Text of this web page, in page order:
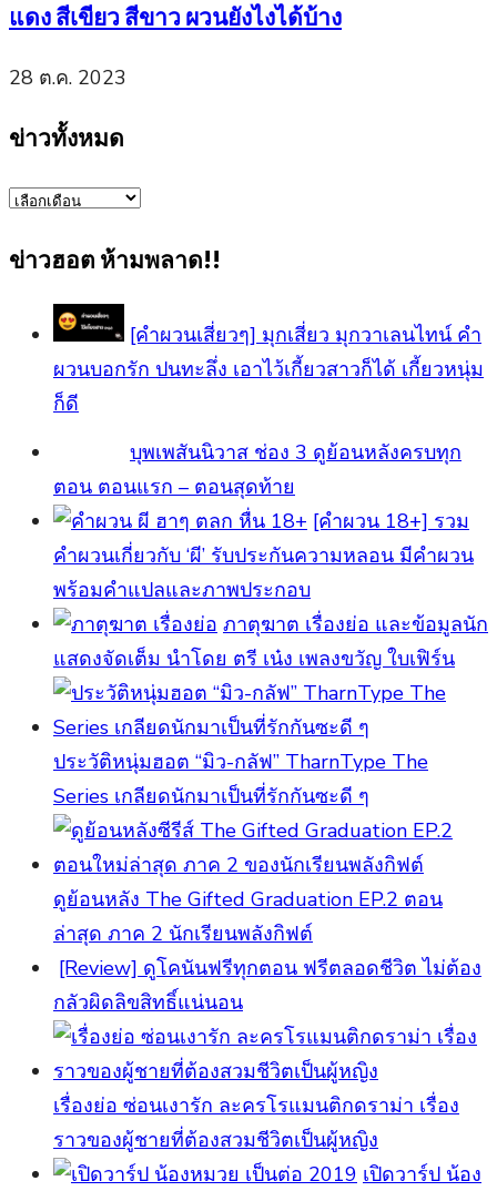
แดง สีเขียว สีขาว ผวนยังไงได้บ้าง
28 ต.ค. 2023
ข่าวทั้งหมด
ข่าว
ข่าวฮอต ห้ามพลาด!!
[คำผวนเสี่ยวๆ] มุกเสี่ยว มุกวาเลนไทน์ คำ
ผวนบอกรัก ปนทะลึ่ง เอาไว้เกี้ยวสาวก็ได้ เกี้ยวหนุ่ม
ก็ดี
บุพเพสันนิวาส ช่อง 3 ดูย้อนหลังครบทุก
ตอน ตอนแรก – ตอนสุดท้าย
[คําผวน 18+] รวม
คำผวนเกี่ยวกับ ‘ผี’ รับประกันความหลอน มีคำผวน
พร้อมคำแปลและภาพประกอบ
ภาตุฆาต เรื่องย่อ และข้อมูลนัก
แสดงจัดเต็ม นำโดย ตรี เน๋ง เพลงขวัญ ใบเฟิร์น
ประวัติหนุ่มฮอต “มิว-กลัฟ” TharnType The
Series เกลียดนักมาเป็นที่รักกันซะดี ๆ
ดูย้อนหลัง The Gifted Graduation EP.2 ตอน
ล่าสุด ภาค 2 นักเรียนพลังกิฟต์
[Review] ดูโคนันฟรีทุกตอน ฟรีตลอดชีวิต ไม่ต้อง
กลัวผิดลิขสิทธิ์แน่นอน
เรื่องย่อ ซ่อนเงารัก ละครโรแมนติกดราม่า เรื่อง
ราวของผู้ชายที่ต้องสวมชีวิตเป็นผู้หญิง
เปิดวาร์ป น้อง